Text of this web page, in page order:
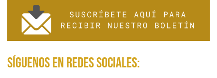
Síguenos en redes sociales: